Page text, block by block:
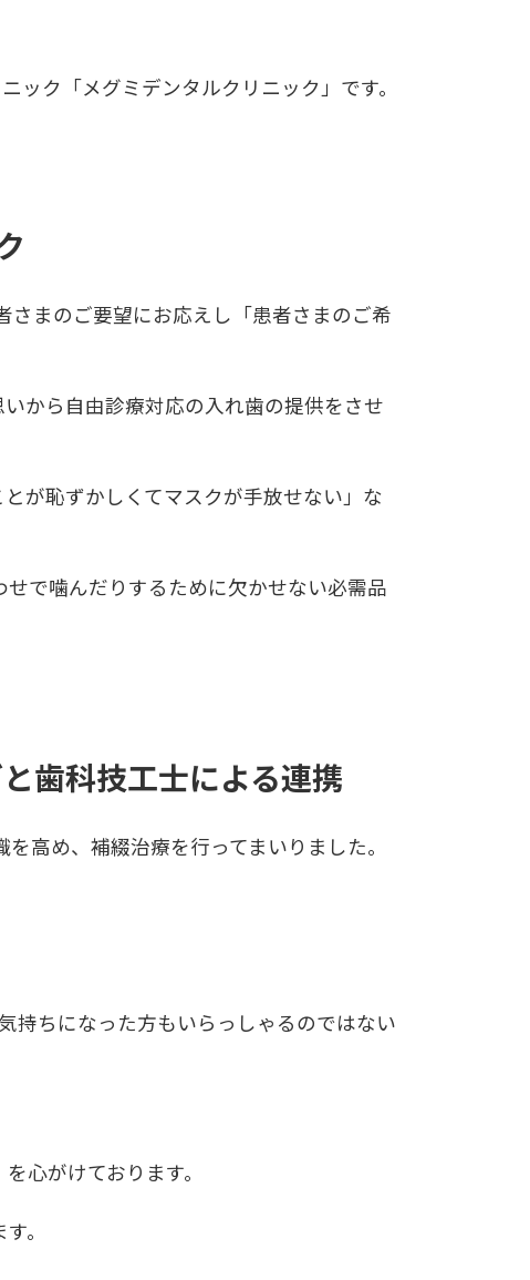
ク「メグミデンタルクリニック」です。
まのご要望にお応えし「患者さまのご希
から自由診療対応の入れ歯の提供をさせ
が恥ずかしくてマスクが手放せない」な
で噛んだりするために欠かせない必需品
歯科技工士による連携
高め、補綴治療を行ってまいりました。
持ちになった方もいらっしゃるのではない
心がけております。
。